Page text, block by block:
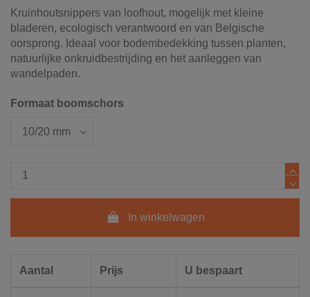
Kruinhoutsnippers van loofhout, mogelijk met kleine
bladeren, ecologisch verantwoord en van Belgische
oorsprong. Ideaal voor bodembedekking tussen planten,
natuurlijke onkruidbestrijding en het aanleggen van
wandelpaden.
Formaat boomschors
In winkelwagen
Aantal Prijs U bespaart